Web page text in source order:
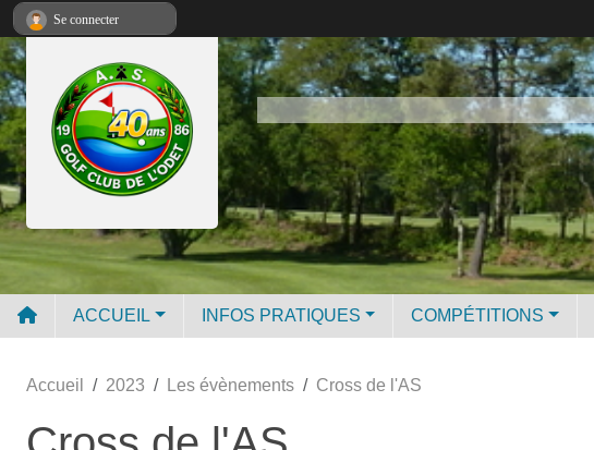
ACCUEIL INFOS PRATIQUES COMPÉTITIONS
Accueil 2023 Les évènements Cross de l'AS
Se connecter
Panneau de gestion des cookies